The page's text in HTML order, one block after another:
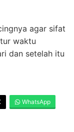
agar sifat
waktu
dan setelah itu
WhatsApp